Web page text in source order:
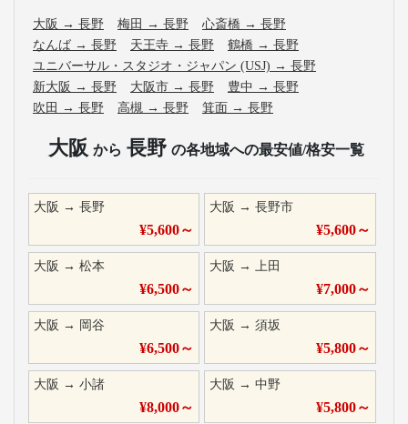
大阪 → 長野 梅田 → 長野 心斎橋 → 長野
なんば → 長野 天王寺 → 長野 鶴橋 → 長野
ユニバーサル・スタジオ・ジャパン (USJ) → 長野
新大阪 → 長野 大阪市 → 長野 豊中 → 長野
吹田 → 長野 高槻 → 長野 箕面 → 長野
大阪 から 長野 の各地域への最安値/格安一覧
大阪 → 長野
¥5,600～
大阪 →長野市
¥5,600～
大阪 → 松本
¥6,500～
大阪 →上田
¥7,000～
大阪 → 岡谷
¥6,500～
大阪 →須坂
¥5,800～
大阪 → 小諸
¥8,000～
大阪 →中野
¥5,800～